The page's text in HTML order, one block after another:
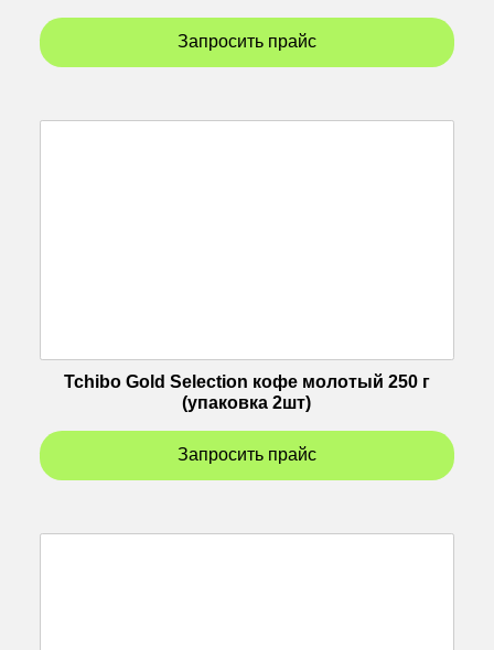
Запросить прайс
Tchibo Gold Selection кофе молотый 250 г
(упаковка 2шт)
Запросить прайс